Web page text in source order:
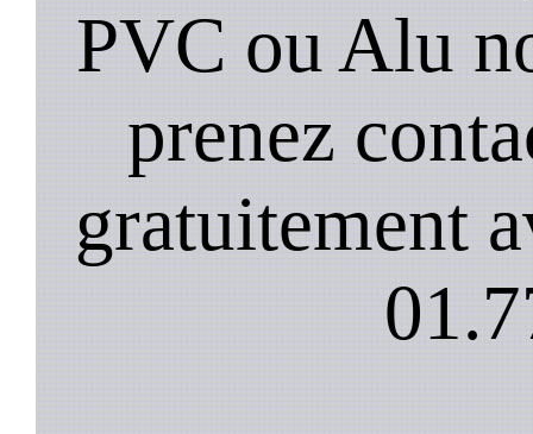
PVC ou Alu
prenez
gratuitement